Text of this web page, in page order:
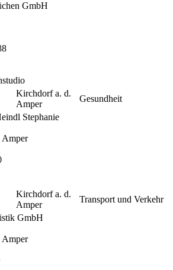
GmbH
Kirchdorf a. d.
Amper
Gesundheit
Stephanie
Kirchdorf a. d.
Amper
Transport und Verkehr
GmbH